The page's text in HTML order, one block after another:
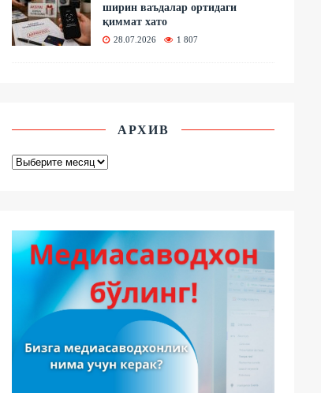
ширин ваъдалар ортидаги
қиммат хато
28.07.2026 1 807
АРХИВ